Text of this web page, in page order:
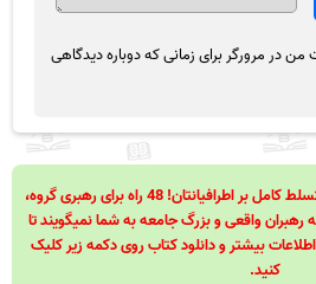
من در مرورگر برای زمانی که دوباره دیدگاهی
48 قانون قدرت! 48 فرمول برای تسلط کامل بر اطرافیانتان! 48 راه برای رهبری گروه،
48 قانون که رهبران واقعی و بزرگ جامعه به شما نمیگویند تا
بیشتر و دانلود کتاب روی دکمه زیر کلیک
کنید.